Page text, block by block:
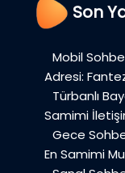
Son
Mobil
Adresi:
Türbanlı
Samimi
Gece
En Samimi